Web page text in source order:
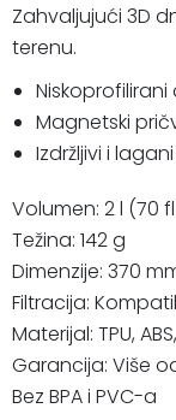
Zahvaljujući 3D
terenu.
Magnetski
Izdržljivi i
Volumen: 2 l (70
Težina: 142 g
Dimenzije: 370
Filtracija:
Materijal: TPU,
Garancija: Više
Bez BPA i PVC-a